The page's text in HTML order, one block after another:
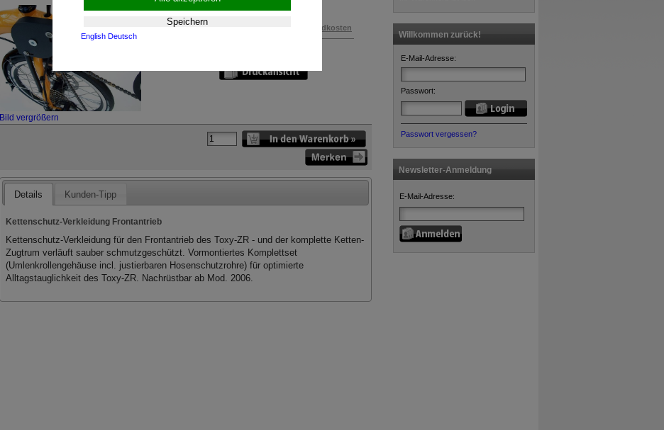
Bild vergrößern
Versandkosten
Details Kunden-Tipp
Kettenschutz-Verkleidung Frontantrieb
Kettenschutz-Verkleidung für den Frontantrieb des Toxy-ZR - und der komplette Ketten-
Zugtrum verläuft sauber schmutzgeschützt. Vormontiertes Komplettset
(Umlenkrollengehäuse incl. justierbaren Hosenschutzrohre) für optimierte
Alltagstauglichkeit des Toxy-ZR. Nachrüstbar ab Mod. 2006.
Willkommen zurück!
E-Mail-Adresse:
Passwort:
Passwort vergessen?
Newsletter-Anmeldung
E-Mail-Adresse:
Speichern
English Deutsch